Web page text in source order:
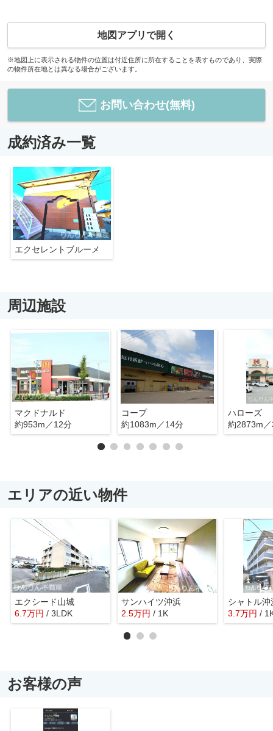
地図アプリで開く
※地図上に表示される物件の位置は付近住所に所在することを表すものであり、実際
の物件所在地とは異なる場合がございます。
お問い合わせ(無料)
成約済み一覧
エクセレントブルーメ
周辺施設
マクドナルド
約953m／12分
コープ
約1083m／14分
ハローズ
約2873m
エリアの近い物件
エクシード山城
6.7万円 / 3LDK
サンハイツ沖浜
2.5万円 / 1K
シャトル沖
3.7万円 /
お客様の声